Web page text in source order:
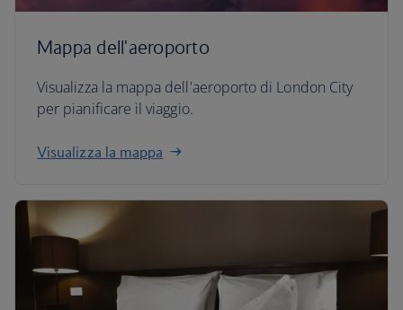
Mappa dell'aeroporto
Visualizza la mappa dell'aeroporto di London City
per pianificare il viaggio.
Visualizza la mappa